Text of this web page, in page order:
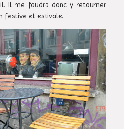
Il me faudra donc y retourner
festive et estivale.